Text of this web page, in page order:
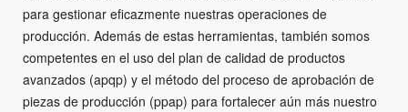
para gestionar eficazmente nuestras operaciones de
producción. Además de estas herramientas, también somos
competentes en el uso del plan de calidad de productos
avanzados (apqp) y el método del proceso de aprobación de
piezas de producción (ppap) para fortalecer aún más nuestro